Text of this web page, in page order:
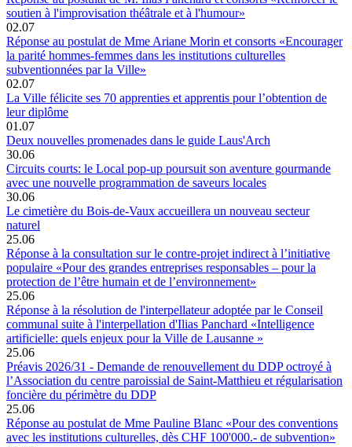
soutien à l'improvisation théâtrale et à l'humour»
02.07
Réponse au postulat de Mme Ariane Morin et consorts «Encourager
la parité hommes-femmes dans les institutions culturelles
subventionnées par la Ville»
02.07
La Ville félicite ses 70 apprenties et apprentis pour l’obtention de
leur diplôme
01.07
Deux nouvelles promenades dans le guide Laus'Arch
30.06
Circuits courts: le Local pop-up poursuit son aventure gourmande
avec une nouvelle programmation de saveurs locales
30.06
Le cimetière du Bois-de-Vaux accueillera un nouveau secteur
naturel
25.06
Réponse à la consultation sur le contre-projet indirect à l’initiative
populaire «Pour des grandes entreprises responsables – pour la
protection de l’être humain et de l’environnement»
25.06
Réponse à la résolution de l'interpellateur adoptée par le Conseil
communal suite à l'interpellation d'Ilias Panchard «Intelligence
artificielle: quels enjeux pour la Ville de Lausanne »
25.06
Préavis 2026/31 - Demande de renouvellement du DDP octroyé à
l’Association du centre paroissial de Saint-Matthieu et régularisation
foncière du périmètre du DDP
25.06
Réponse au postulat de Mme Pauline Blanc «Pour des conventions
avec les institutions culturelles, dès CHF 100'000.- de subvention»